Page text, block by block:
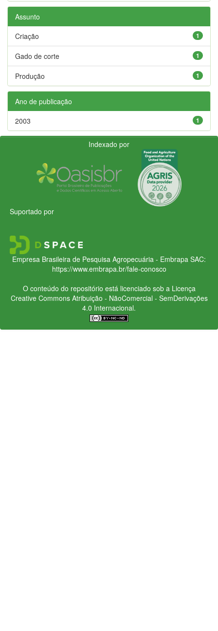
Assunto
1
Criação
1
Gado de corte
1
Produção
Ano de publicação
1
2003
Indexado por
Suportado por
Empresa Brasileira de Pesquisa Agropecuária - Embrapa SAC:
https://www.embrapa.br/fale-conosco
O conteúdo do repositório está licenciado sob a Licença
Creative CommonsAtribuição - NãoComercial - SemDerivações
4.0 Internacional.